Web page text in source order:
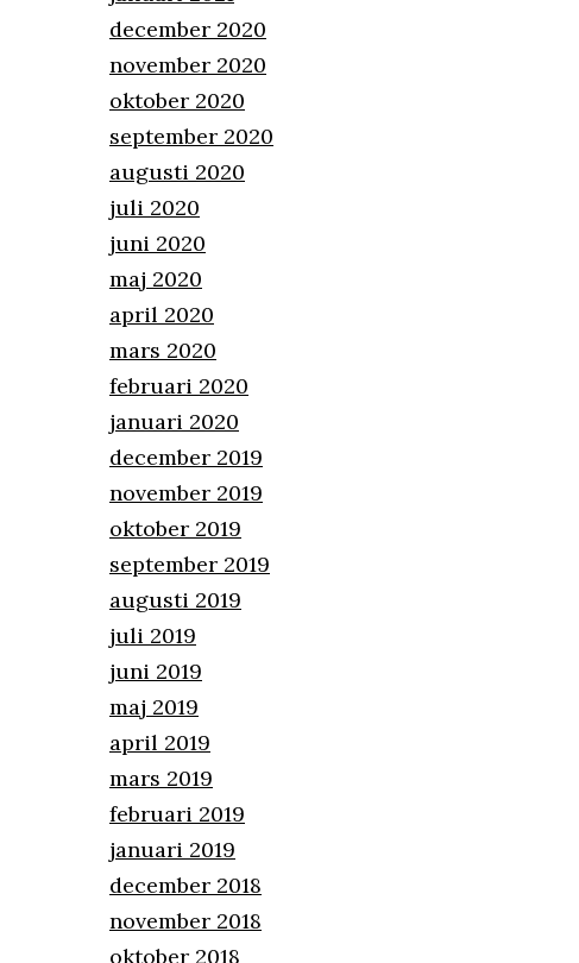
december 2020
november 2020
oktober 2020
september 2020
augusti 2020
juli 2020
juni 2020
maj 2020
april 2020
mars 2020
februari 2020
januari 2020
december 2019
november 2019
oktober 2019
september 2019
augusti 2019
juli 2019
juni 2019
maj 2019
april 2019
mars 2019
februari 2019
januari 2019
december 2018
november 2018
oktober 2018